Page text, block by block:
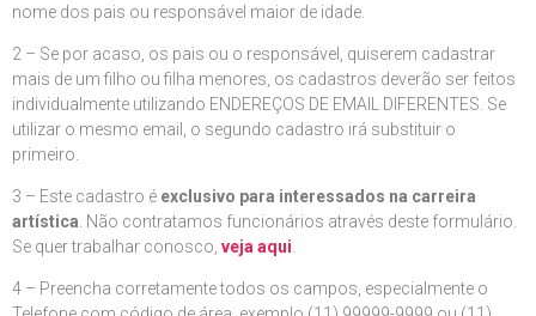
nome dos pais ou responsável maior de idade.
2 – Se por acaso, os pais ou o responsável, quiserem cadastrar
mais de um filho ou filha menores, os cadastros deverão ser feitos
individualmente utilizando ENDEREÇOS DE EMAIL DIFERENTES. Se
utilizar o mesmo email, o segundo cadastro irá substituir o
primeiro.
3 – Este cadastro é exclusivo para interessados na carreira
artística . Não contratamos funcionários através deste formulário.
Se quer trabalhar conosco, veja aqui
4 – Preencha corretamente todos os campos, especialmente o